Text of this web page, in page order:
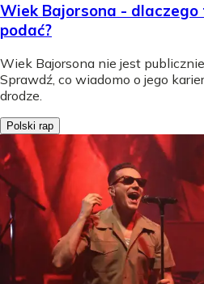
Wiek Bajorsona -
podać?
Wiek Bajorsona nie jest
Sprawdź, co wiadomo o jego
drodze.
Polski rap